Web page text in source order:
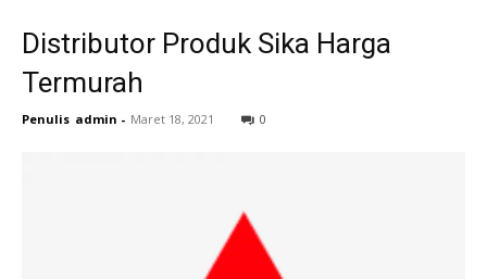
Distributor Produk Sika Harga
Termurah
Penulis admin - Maret 18, 2021 0